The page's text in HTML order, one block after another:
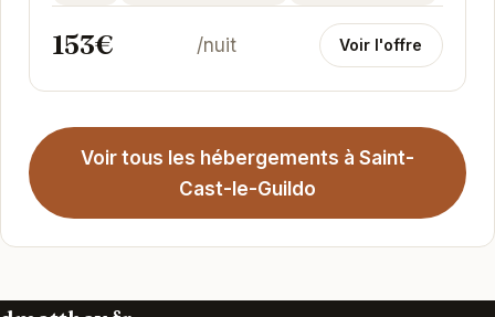
153€ /nuit Voir l'offre
Voir tous les hébergements à Saint-
Cast-le-Guildo